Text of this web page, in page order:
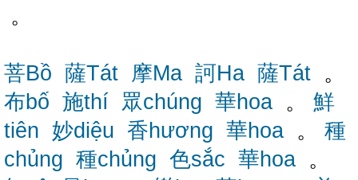
。
菩Bồ 薩Tát 摩Ma 訶Ha 薩Tát 。
布bố 施thí 眾chúng 華hoa 。 鮮
tiên 妙diệu 香hương 華hoa 。 種
chủng 種chủng 色sắc 華hoa 。